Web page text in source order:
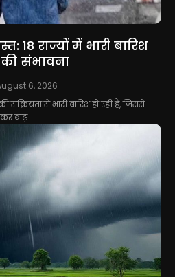
राज्यों में भारी बारिश
संभावना
6, 2026
से भारी बारिश हो रही है, जिससे
बाढ़...